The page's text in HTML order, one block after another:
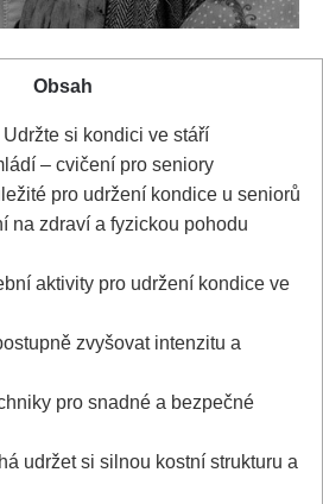
Obsah
si kondici ve stáří
– cvičení pro seniory
pro udržení kondice u seniorů
na zdraví a fyzickou pohodu
aktivity pro udržení kondice ve
zvyšovat intenzitu a
pro snadné a bezpečné
udržet si silnou kostní strukturu a